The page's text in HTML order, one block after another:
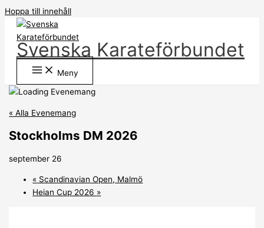
Hoppa till innehåll
Svenska Karateförbundet
Meny
« Alla Evenemang
Stockholms DM 2026
september 26
« Scandinavian Open, Malmö
Heian Cup 2026 »